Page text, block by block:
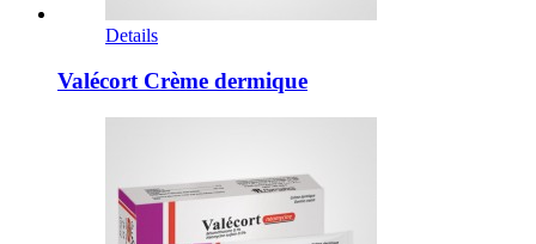
Details
Valécort Crème dermique